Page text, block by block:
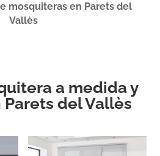
mosquiteras en Parets del
Vallès
a medida y
del Vallès